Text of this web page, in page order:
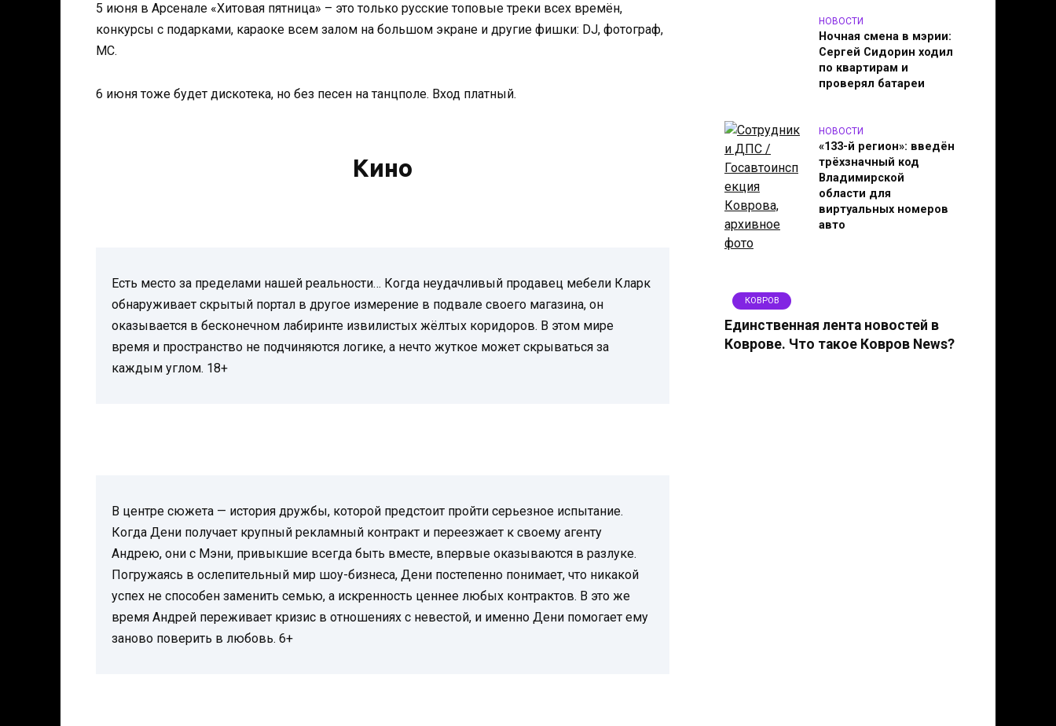
5 июня в Арсенале «Хитовая пятница» – это только русские топовые треки всех времён,
конкурсы с подарками, караоке всем залом на большом экране и другие фишки: DJ, фотограф,
МС.
6 июня тоже будет дискотека, но без песен на танцполе. Вход платный.
Кино
Есть место за пределами нашей реальности… Когда неудачливый продавец мебели Кларк
обнаруживает скрытый портал в другое измерение в подвале своего магазина, он
оказывается в бесконечном лабиринте извилистых жёлтых коридоров. В этом мире
время и пространство не подчиняются логике, а нечто жуткое может скрываться за
каждым углом. 18+
В центре сюжета — история дружбы, которой предстоит пройти серьезное испытание.
Когда Дени получает крупный рекламный контракт и переезжает к своему агенту
Андрею, они с Мэни, привыкшие всегда быть вместе, впервые оказываются в разлуке.
Погружаясь в ослепительный мир шоу-бизнеса, Дени постепенно понимает, что никакой
успех не способен заменить семью, а искренность ценнее любых контрактов. В это же
время Андрей переживает кризис в отношениях с невестой, и именно Дени помогает ему
заново поверить в любовь. 6+
НОВОСТИ
Ночная смена в мэрии:
Сергей Сидорин ходил
по квартирам и
проверял батареи
НОВОСТИ
«133-й регион»: введён
трёхзначный код
Владимирской
области для
виртуальных номеров
авто
КОВРОВ
Единственная лента новостей в
Коврове. Что такое Ковров News?